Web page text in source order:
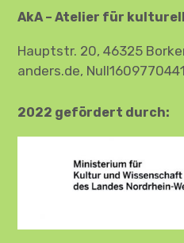
AkA – Atelier für
Hauptstr. 20, 46325
anders.de,
2022 gefördert durch: